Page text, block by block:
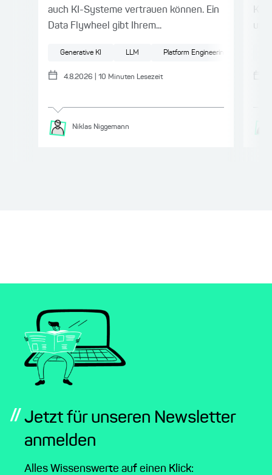
auch KI-Systeme vertrauen können. Ein
Data Flywheel gibt Ihrem...
Generative KI LLM Platform Engineering
4.8.2026 10 Minuten Lesezeit
Niklas Niggemann
und
// Jetzt für unseren Newsletter
anmelden
Alles Wissenswerte auf einen Klick: